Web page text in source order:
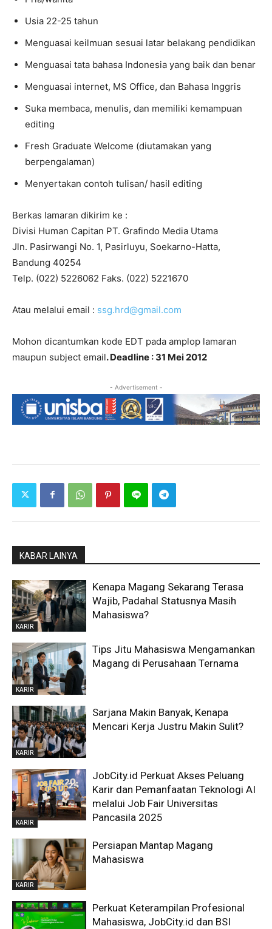
Usia 22-25 tahun
Menguasai keilmuan sesuai latar belakang pendidikan
Menguasai tata bahasa Indonesia yang baik dan benar
Menguasai internet, MS Office, dan Bahasa Inggris
Suka membaca, menulis, dan memiliki kemampuan
editing
Fresh Graduate Welcome (diutamakan yang
berpengalaman)
Menyertakan contoh tulisan/ hasil editing
Berkas lamaran dikirim ke :
Divisi Human Capitan PT. Grafindo Media Utama
Jln. Pasirwangi No. 1, Pasirluyu, Soekarno-Hatta,
Bandung 40254
Telp. (022) 5226062 Faks. (022) 5221670
Atau melalui email : ssg.hrd@gmail.com
Mohon dicantumkan kode EDT pada amplop lamaran
maupun subject email. Deadline : 31 Mei 2012
- Advertisement -
KABAR LAINYA
KARIR
Kenapa Magang Sekarang Terasa
Wajib, Padahal Statusnya Masih
Mahasiswa?
KARIR
Tips Jitu Mahasiswa Mengamankan
Magang di Perusahaan Ternama
KARIR
Sarjana Makin Banyak, Kenapa
Mencari Kerja Justru Makin Sulit?
KARIR
JobCity.id Perkuat Akses Peluang
Karir dan Pemanfaatan Teknologi AI
melalui Job Fair Universitas
Pancasila 2025
KARIR
Persiapan Mantap Magang
Mahasiswa
Perkuat Keterampilan Profesional
Mahasiswa, JobCity.id dan BSI